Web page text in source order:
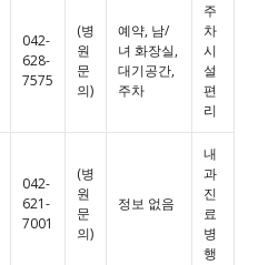
042-
628-
7575
(병
원
문
의)
예약, 남/
녀 화장실,
대기공간,
주차
주
차
시
설
편
리
042-
621-
7001
(병
원
문
의)
정보 없음
내
과
진
료
병
행